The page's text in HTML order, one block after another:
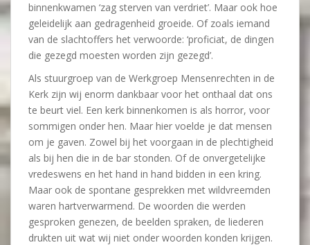
binnenkwamen ‘zag sterven van verdriet’. Maar ook hoe
geleidelijk aan gedragenheid groeide. Of zoals iemand
van de slachtoffers het verwoorde: ‘proficiat, de dingen
die gezegd moesten worden zijn gezegd’.
Als stuurgroep van de Werkgroep Mensenrechten in de
Kerk zijn wij enorm dankbaar voor het onthaal dat ons
te beurt viel. Een kerk binnenkomen is als horror, voor
sommigen onder hen. Maar hier voelde je dat mensen
om je gaven. Zowel bij het voorgaan in de plechtigheid
als bij hen die in de bar stonden. Of de onvergetelijke
vredeswens en het hand in hand bidden in een kring.
Maar ook de spontane gesprekken met wildvreemden
waren hartverwarmend. De woorden die werden
gesproken genezen, de beelden spraken, de liederen
drukten uit wat wij niet onder woorden konden krijgen.